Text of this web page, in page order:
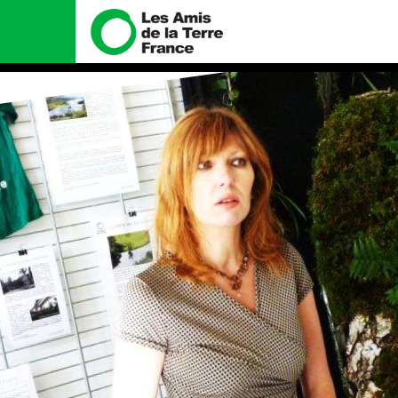
Nous connaître
Manifeste
Missions et méthodes
Valeurs
Équipes et fonctionnement
Le réseau dans le monde
Nos alliés
Je soutiens les Amis de la
Terre
Nos
Total, rendez-
tribunal
Gaz « naturel »,
enfumage
Mode : une
destructrice
Gaz au
violence
Nos autres